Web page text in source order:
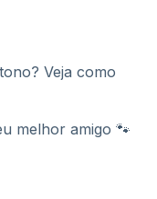
Veja como
melhor amigo 🐾